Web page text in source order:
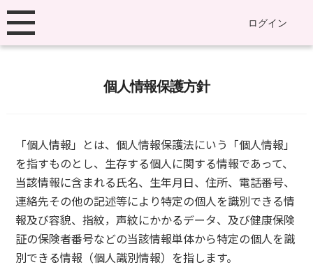
ログイン
個人情報保護方針
「個人情報」とは、個人情報保護法にいう「個人情報」
を指すものとし、生存する個人に関する情報であって、
当該情報に含まれる氏名、生年月日、住所、電話番号、
連絡先その他の記述等により特定の個人を識別できる情
報及び容貌、指紋，声紋にかかるデータ、及び健康保険
証の保険者番号などの当該情報単体から特定の個人を識
別できる情報（個人識別情報）を指します。